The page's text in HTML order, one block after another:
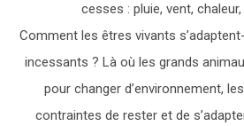
cesses : pluie, vent,
Comment les êtres vivants
incessants ? Là où les grands
pour changer d’environnement,
contraintes de rester et de